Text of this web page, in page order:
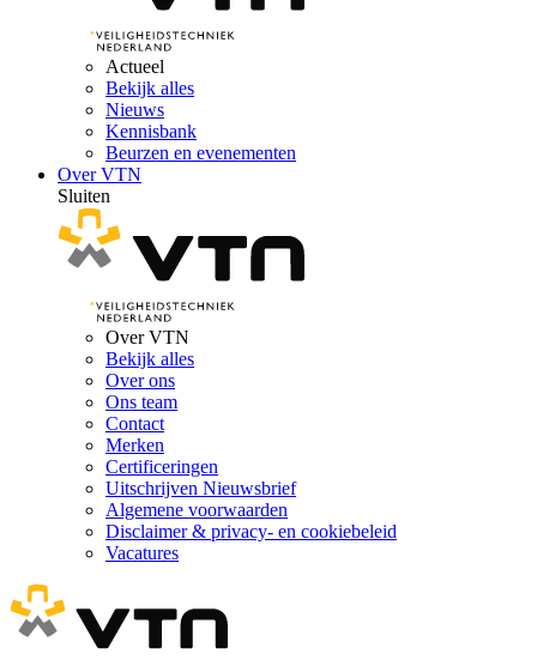
Actueel
Bekijk alles
Nieuws
Kennisbank
Beurzen en evenementen
Over VTN
Sluiten
Over VTN
Bekijk alles
Over ons
Ons team
Contact
Merken
Certificeringen
Uitschrijven Nieuwsbrief
Algemene voorwaarden
Disclaimer & privacy- en cookiebeleid
Vacatures